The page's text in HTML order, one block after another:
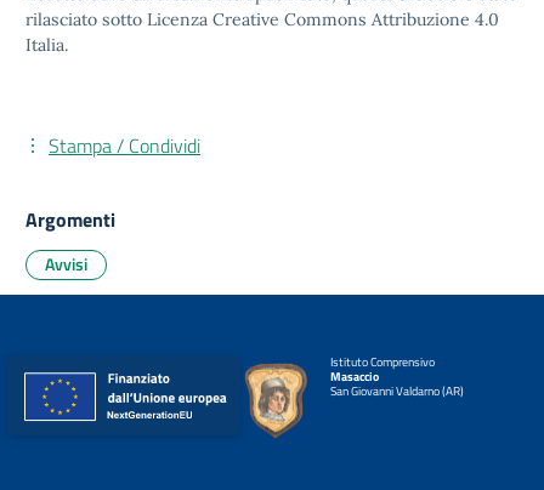
rilasciato sotto Licenza Creative Commons Attribuzione 4.0
Italia.
Stampa / Condividi
Argomenti
Avvisi
Istituto Comprensivo
Masaccio
San Giovanni Valdarno (AR)